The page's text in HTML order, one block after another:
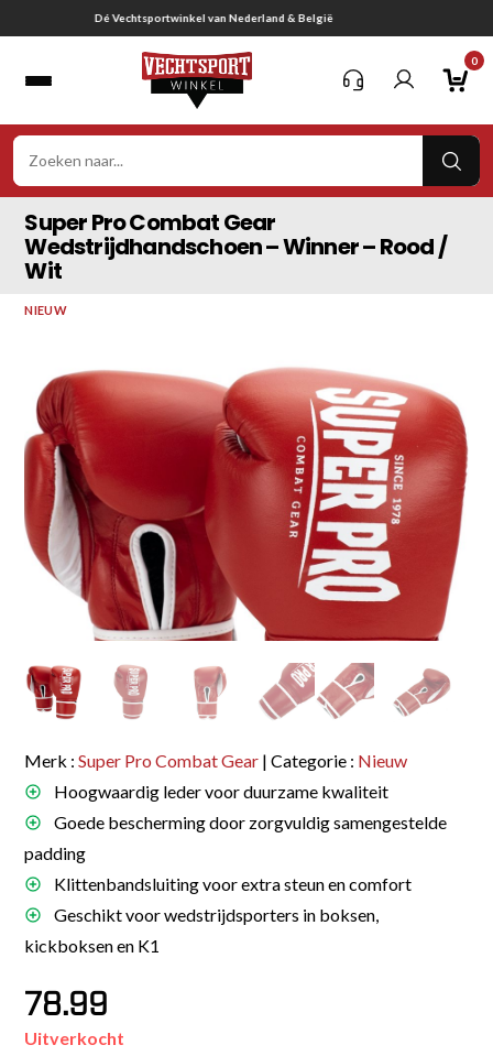
naar
Gratis verzending vanaf € 75,-
0
Super Pro Combat Gear
Wedstrijdhandschoen – Winner – Rood /
Wit
NIEUW
Merk :Super Pro Combat Gear | Categorie : Nieuw
Hoogwaardig leder voor duurzame kwaliteit
Goede bescherming door zorgvuldig samengestelde
padding
Klittenbandsluiting voor extra steun en comfort
Geschikt voor wedstrijdsporters in boksen,
kickboksen en K1
78.99
Uitverkocht